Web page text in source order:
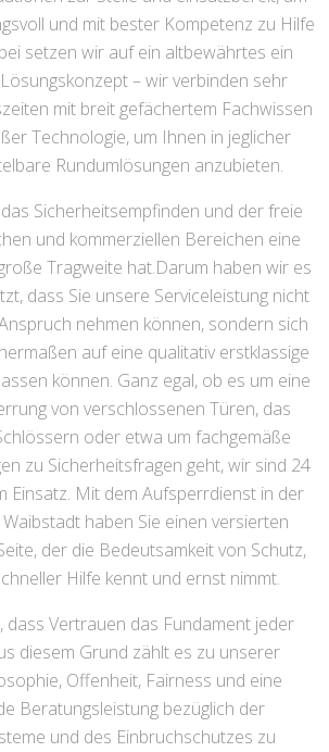
und mit bester Kompetenz zu Hilfe
setzen wir auf ein altbewährtes ein
– wir verbinden sehr
mit breit gefächertem Fachwissen
Technologie, um Ihnen in jeglicher
Rundumlösungen anzubieten.
Sicherheitsempfinden und der freie
und kommerziellen Bereichen eine
Tragweite hat.Darum haben wir es
dass Sie unsere Serviceleistung nicht
nehmen können, sondern sich
auf eine qualitativ erstklassige
können. Ganz egal, ob es um eine
von verschlossenen Türen, das
oder etwa um fachgemäße
zu Sicherheitsfragen geht, wir sind 24
Einsatz. Mit dem Aufsperrdienst in der
haben Sie einen versierten
der die Bedeutsamkeit von Schutz,
Hilfe kennt und ernst nimmt.
dass Vertrauen das Fundament jeder
diesem Grund zählt es zu unserer
Offenheit, Fairness und eine
Beratungsleistung bezüglich der
und des Einbruchschutzes zu